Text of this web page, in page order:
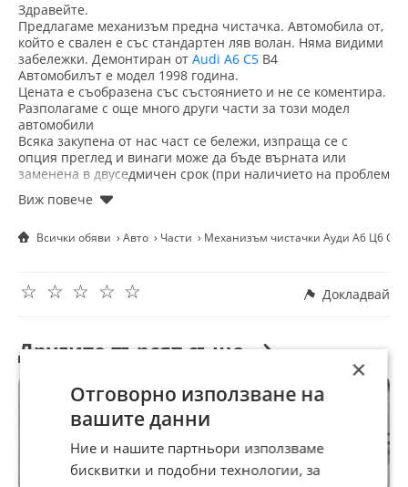
Здравейте.
Предлагаме механизъм предна чистачка. Автомобила от,
който е свален е със стандартен ляв волан. Няма видими
забележки. Демонтиран от Audi A6 C5 B4
Автомобилът е модел 1998 година.
Цената е съобразена със състоянието и не се коментира.
Разполагаме с още много други части зa този модел
автомобили
Всяка закупена от нас част се бележи, изпраща се с
опция преглед и винаги може да бъде върната или
заменена в двуседмичен срок (при наличието на проблем
Не се колебайте да се свържете с нас на посочения
снимки на Viber, Telegram и WhatsApp (на същия номер).
Всички обяви Авто Части Механизъм чистачки Ауди А6 Ц6 С6
☆
☆
☆
☆
☆ Докладвай
Другите търсят също
×
Отговорно използване на
вашите данни
Ние и нашите партньори използваме
бисквитки и подобни технологии, за